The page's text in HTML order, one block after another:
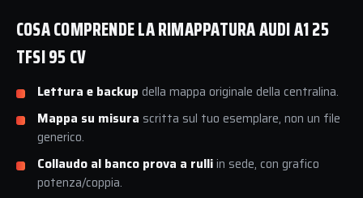
COSA COMPRENDE LA RIMAPPATURA AUDI A1 25
TFSI 95 CV
Lettura e backup della mappa originale della centralina.
Mappa su misura scritta sul tuo esemplare, non un file
generico.
Collaudo al banco prova a rulliin sede, con grafico
potenza/coppia.